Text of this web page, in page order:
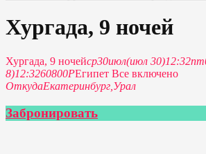
Хургада, 9 ночей
Хургада, 9 ночейср30июл(июл 30)12:32пт
8)12:3260800PЕгипет Все включено
ОткудаЕкатеринбург, Урал
Забронировать